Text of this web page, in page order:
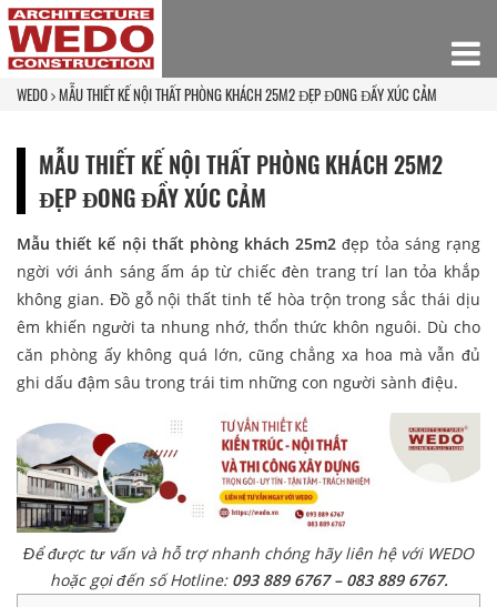
WEDO MẪU THIẾT KẾ NỘI THẤT PHÒNG KHÁCH 25M2 ĐẸP ĐONG ĐẦY XÚC CẢM
MẪU THIẾT KẾ NỘI THẤT PHÒNG KHÁCH 25M2
ĐẸP ĐONG ĐẦY XÚC CẢM
Mẫu thiết kế nội thất phòng khách 25m2 đẹp tỏa sáng rạng
ngời với ánh sáng ấm áp từ chiếc đèn trang trí lan tỏa khắp
không gian. Đồ gỗ nội thất tinh tế hòa trộn trong sắc thái dịu
êm khiến người ta nhung nhớ, thổn thức khôn nguôi. Dù cho
căn phòng ấy không quá lớn, cũng chẳng xa hoa mà vẫn đủ
ghi dấu đậm sâu trong trái tim những con người sành điệu.
Để được tư vấn và hỗ trợ nhanh chóng hãy liên hệ với WEDO
hoặc gọi đến số Hotline: 093 889 6767 – 083 889 6767.